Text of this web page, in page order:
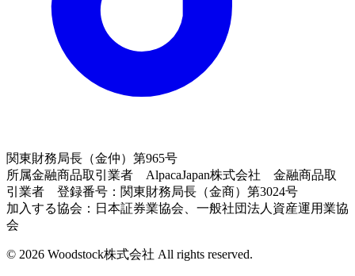
関東財務局長（金仲）第965号
所属金融商品取引業者 AlpacaJapan株式会社 金融商品取
引業者 登録番号：関東財務局長（金商）第3024号
加入する協会：日本証券業協会、一般社団法人資産運用業協
会
© 2026 Woodstock株式会社 All rights reserved.